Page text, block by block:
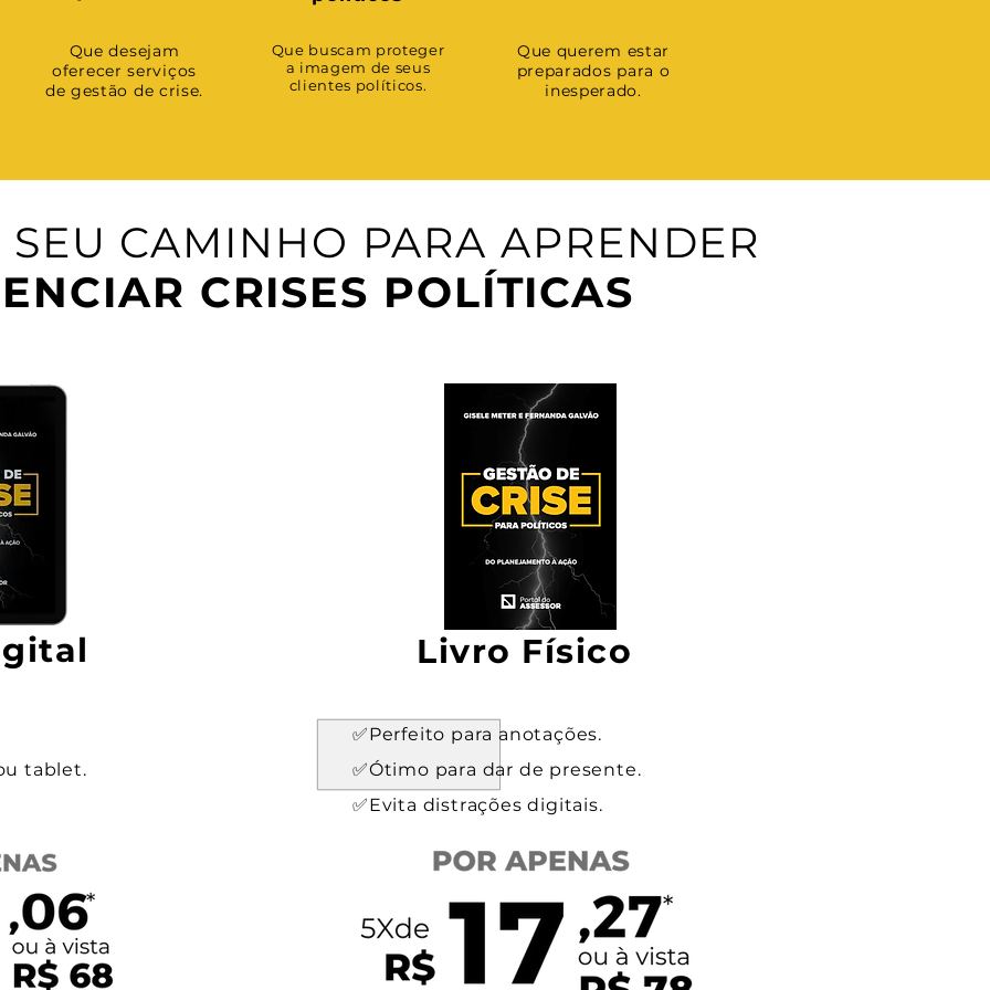
Que desejam
oferecer serviços
de gestão de crise.
Que buscam proteger
a imagem de seus
clientes políticos.
Que querem estar
preparados para o
inesperado.
CAMINHO PARA APRENDER
CRISES POLÍTICAS
tablet.
Livro Físico
✅Perfeito para anotações.
✅Ótimo para dar de presente.
✅Evita distrações digitais.